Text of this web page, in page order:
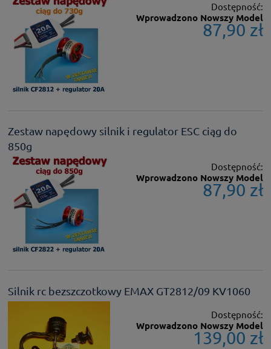
Dostępność:
Wprowadzono Nowszy Model
87,90 zł
Zestaw napędowy silnik i regulator ESC ciąg do
850g
Dostępność:
Wprowadzono Nowszy Model
87,90 zł
Silnik rc bezszczotkowy EMAX GT2812/09 KV1060
Dostępność:
Wprowadzono Nowszy Model
139,00 zł